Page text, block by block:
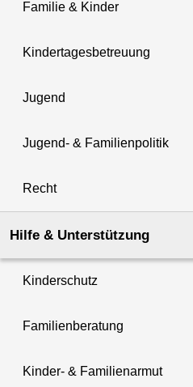
Familie & Kinder
Kindertagesbetreuung
Jugend
Jugend- & Familienpolitik
Recht
Hilfe & Unterstützung
Kinderschutz
Familienberatung
Kinder- & Familienarmut